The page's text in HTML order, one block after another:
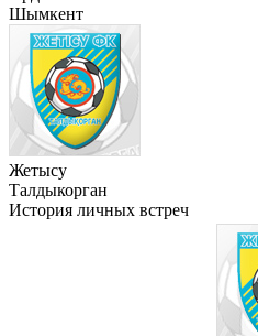
Шымкент
Жетысу
Талдыкорган
История личных встреч